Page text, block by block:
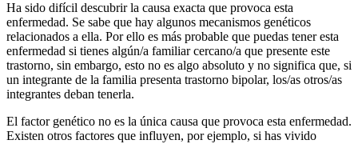
Ha sido difícil descubrir la causa exacta que provoca esta
enfermedad. Se sabe que hay algunos mecanismos genéticos
relacionados a ella. Por ello es más probable que puedas tener esta
enfermedad si tienes algún/a familiar cercano/a que presente este
trastorno, sin embargo, esto no es algo absoluto y no significa que, si
un integrante de la familia presenta trastorno bipolar, los/as otros/as
integrantes deban tenerla.
El factor genético no es la única causa que provoca esta enfermedad.
Existen otros factores que influyen, por ejemplo, si has vivido